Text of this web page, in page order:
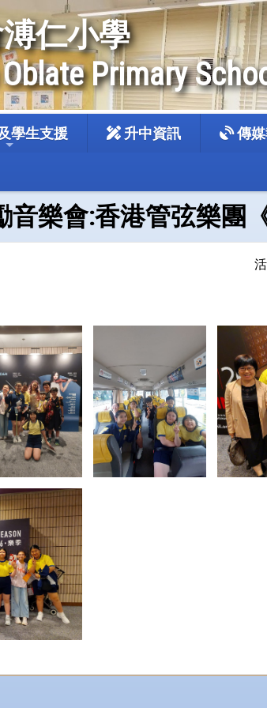
仁小學
Primary
學生支援 升中資訊 傳
音樂會:香港管弦樂團